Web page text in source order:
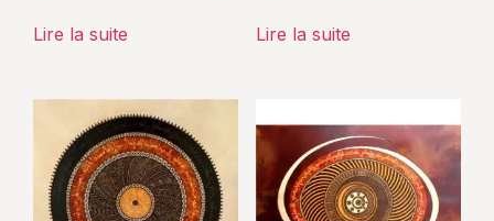
Lire la suite Lire la suite